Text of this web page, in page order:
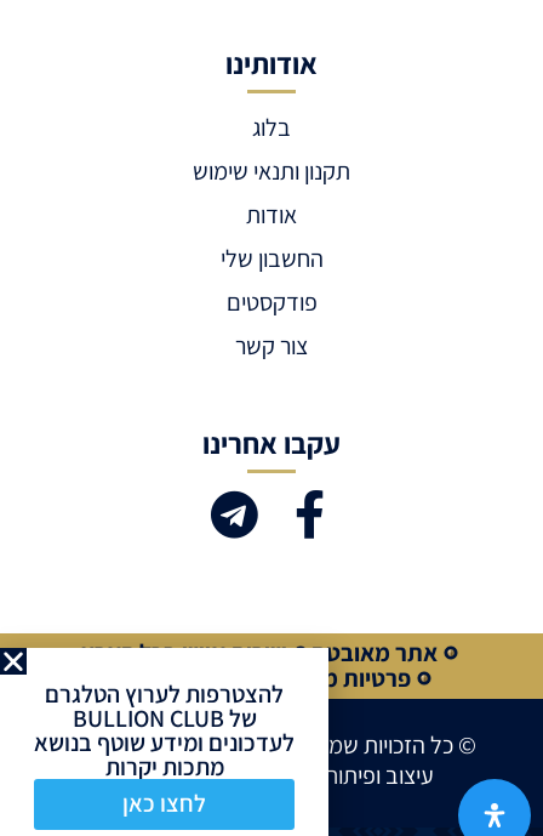
אודותינו
בלוג
תקנון ותנאי שימוש
אודות
החשבון שלי
פודקסטים
צור קשר
עקבו אחרינו
אתר מאובטח
שירות אישי בכל הארץ
פרטיות מלאה
קנייה מאובטחת
עיצוב ופיתוח אתרים ע”יSite Market
© כל הזכויות שמורות לחברת BULLION CLUB
להצטרפות לערוץ הטלגרם
של BULLION CLUB
לעדכונים ומידע שוטף בנושא
מתכות יקרות
לחצו כאן